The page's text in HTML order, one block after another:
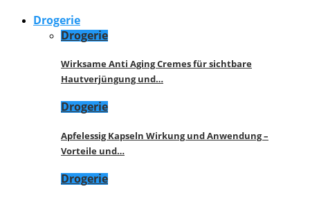
Drogerie
Drogerie
Wirksame Anti Aging Cremes für sichtbare
Hautverjüngung und…
Drogerie
Apfelessig Kapseln Wirkung und Anwendung –
Vorteile und…
Drogerie